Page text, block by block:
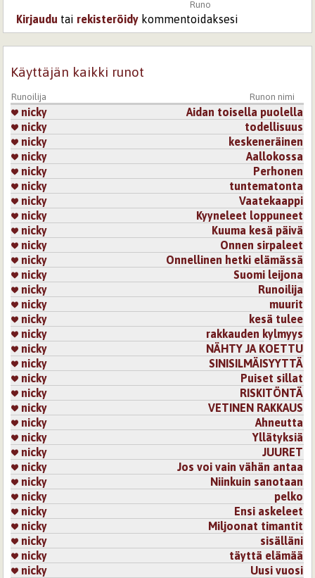
Runo
Kirjaudu tai rekisteröidy kommentoidaksesi
Käyttäjän kaikki runot
Runoilija Runon nimi
nicky
Aidan toisella puolella
nicky
todellisuus
nicky
keskeneräinen
nicky
Aallokossa
nicky
Perhonen
nicky
tuntematonta
nicky
Vaatekaappi
nicky
Kyyneleet loppuneet
nicky
Kuuma kesä päivä
nicky
Onnen sirpaleet
nicky
Onnellinen hetki elämässä
nicky
Suomi leijona
nicky
Runoilija
nicky
muurit
nicky
kesä tulee
nicky
rakkauden kylmyys
nicky
NÄHTY JA KOETTU
nicky
SINISILMÄISYYTTÄ
nicky
Puiset sillat
nicky
RISKITÖNTÄ
nicky
VETINEN RAKKAUS
nicky
Ahneutta
nicky
Yllätyksiä
nicky
JUURET
nicky
Jos voi vain vähän antaa
nicky
Niinkuin sanotaan
nicky
pelko
nicky
Ensi askeleet
nicky
Miljoonat timantit
nicky
sisälläni
nicky
täyttä elämää
nicky
Uusi vuosi